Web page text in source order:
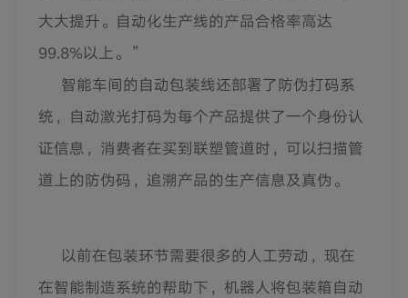
大大提升。自动化生产线的产品合格率高达
99.8%以上。”
智能车间的自动包装线还部署了防伪打码系
统，自动激光打码为每个产品提供了一个身份认
证信息，消费者在买到联塑管道时，可以扫描管
道上的防伪码，追溯产品的生产信息及真伪。
以前在包装环节需要很多的人工劳动，现在
在智能制造系统的帮助下，机器人将包装箱自动